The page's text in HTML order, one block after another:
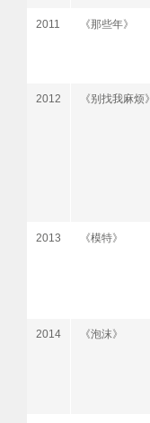
2011 《那些年》
2012 《别找我麻烦》
2013 《模特》
2014 《泡沫》